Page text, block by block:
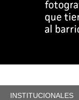
INSTITUCIONALES